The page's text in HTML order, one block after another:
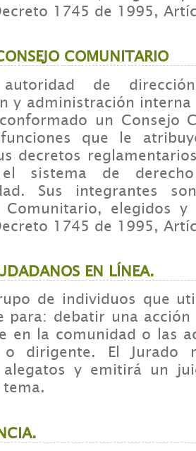
1745 de 1995,
COMUNITARIO
de
y administración
un Consejo
que le
decretos
el sistema de
Sus integrantes
Comunitario, elegidos y
1745 de 1995,
EN LÍNEA.
de individuos que
para: debatir una
en la comunidad o las
dirigente. El Jurado
y emitirá un